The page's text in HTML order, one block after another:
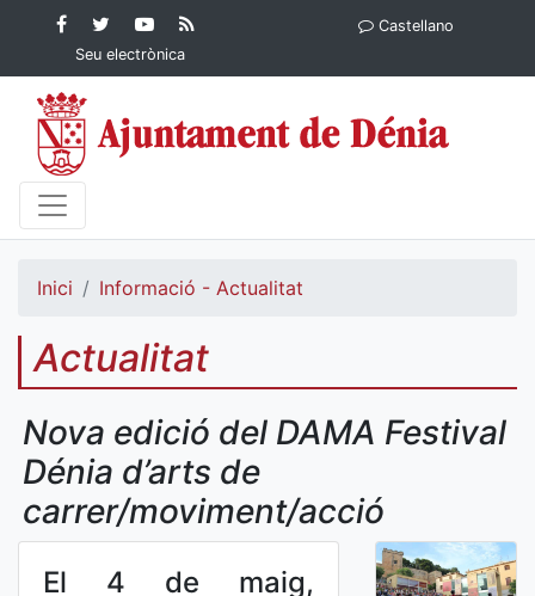
Contingut principalFacebook
Ajuntament de Dénia
Twitter
Ajuntament de
Dénia
YouTube
Ajuntament
de Dénia
Ajuntament
Seu electrònica
Castellano
Inici Informació - Actualitat
Actualitat
Nova edició del DAMA Festival
Dénia d’arts de
carrer/moviment/acció
El 4 de maig,